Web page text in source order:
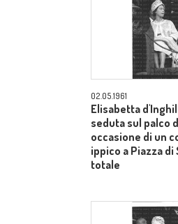
02.05.1961
Elisabetta
seduta sul palco
occasione di un
ippico a Piazza di
totale